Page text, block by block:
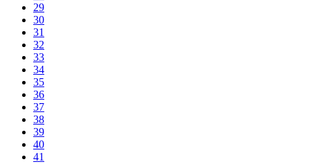
29
30
31
32
33
34
35
36
37
38
39
40
41